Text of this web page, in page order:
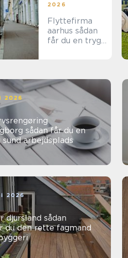
2026
Flyttefirma
aarhus sådan
får du en tryg
2026
får du en
sund arbejdsplads
2026
sådan
du den rette fagmand